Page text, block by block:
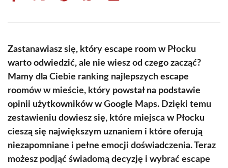
(Twitter)
Zastanawiasz się, który escape room w Płocku
warto odwiedzić, ale nie wiesz od czego zacząć?
Mamy dla Ciebie ranking najlepszych escape
roomów w mieście, który powstał na podstawie
opinii użytkowników w Google Maps. Dzięki temu
zestawieniu dowiesz się, które miejsca w Płocku
cieszą się największym uznaniem i które oferują
niezapomniane i pełne emocji doświadczenia. Teraz
możesz podjąć świadomą decyzję i wybrać escape